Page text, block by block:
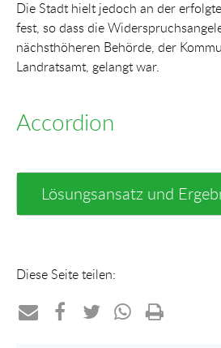
Die Stadt hielt jedoch an der
fest, so dass die
nächsthöheren Behörde, der
Landratsamt, gelangt war.
Accordion
Lösungsansatz und
Diese Seite teilen: